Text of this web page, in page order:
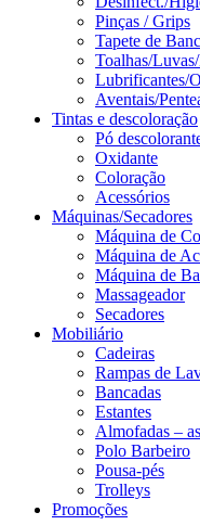
Pinças / Grips
Tapete de
Toalhas/
Lubrificantes/
Aventais/
Tintas e descoloração
Pó
Oxidante
Coloração
Acessórios
Máquinas/Secadores
Máquina de
Máquina de
Máquina de
Massageador
Secadores
Mobiliário
Cadeiras
Rampas de
Bancadas
Estantes
Almofadas –
Polo Barbeiro
Pousa-pés
Trolleys
Promoções